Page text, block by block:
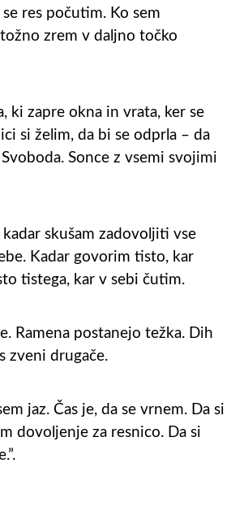
res počutim. Ko sem
zrem v daljno točko
ki zapre okna in vrata, ker se
si želim, da bi se odprla – da
Sonce z vsemi svojimi
kadar skušam zadovoljiti vse
Kadar govorim tisto, kar
tistega, kar v sebi čutim.
Ramena postanejo težka. Dih
zveni drugače.
jaz. Čas je, da se vrnem. Da si
dovoljenje za resnico. Da si